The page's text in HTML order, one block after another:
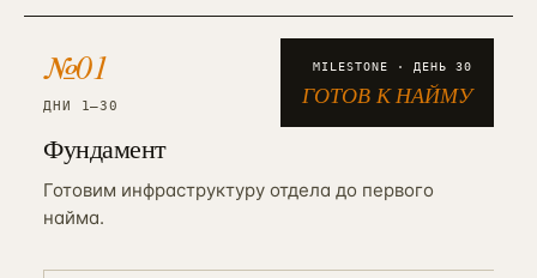
№01
ДНИ 1–30
Фундамент
Готовим инфраструктуру отдела до первого
найма.
MILESTONE · ДЕНЬ 30
ГОТОВ К НАЙМУ